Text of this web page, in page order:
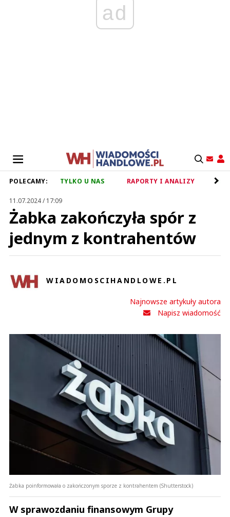
ad
POLECAMY: TYLKO U NAS RAPORTY I ANALIZY
11.07.2024 / 17:09
Żabka zakończyła spór z
jednym z kontrahentów
WIADOMOSCIHANDLOWE.PL
Najnowsze artykuły autora
Napisz wiadomość
Żabka poinformowała o zakończonym sporze z kontrahentem (Shutterstock)
W sprawozdaniu finansowym Grupy